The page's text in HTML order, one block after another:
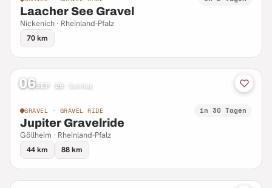
Laacher See Gravel
Nickenich · Rheinland-Pfalz
70 km
06SEP 26 Sonntag
GRAVEL · GRAVEL RIDE in 30 Tagen
Jupiter Gravelride
Göllheim · Rheinland-Pfalz
44 km
88 km